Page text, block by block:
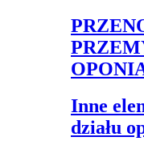
Inne
działu